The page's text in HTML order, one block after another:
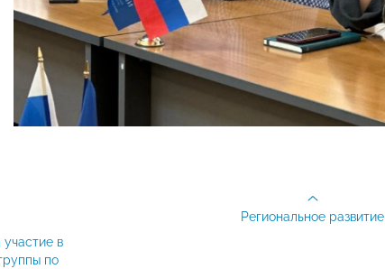
в
по
Региональное развитие